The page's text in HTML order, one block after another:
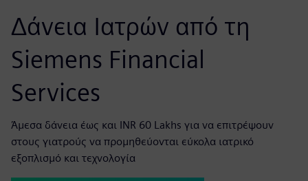
Δάνεια Ιατρών από τη
Siemens Financial
Services
Άμεσα δάνεια έως και INR 60 Lakhs για να επιτρέψουν
στους γιατρούς να προμηθεύονται εύκολα ιατρικό
εξοπλισμό και τεχνολογία